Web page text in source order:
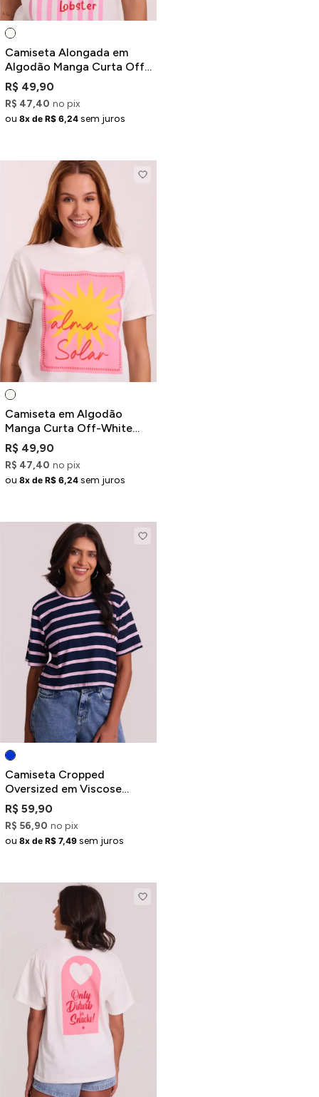
Camiseta Alongada em
Algodão Manga Curta Off-
White Estampa Lagosta
R$ 49,90
R$ 47,40 no pix
ou 8x de R$ 6,24 sem juros
Camiseta em Algodão
Manga Curta Off-White
Estampa Alma Solar
R$ 49,90
R$ 47,40 no pix
ou 8x de R$ 6,24 sem juros
Camiseta Cropped
Oversized em Viscose
Manga Curta Azul Marinho
Listrada
R$ 59,90
R$ 56,90 no pix
ou 8x de R$ 7,49 sem juros